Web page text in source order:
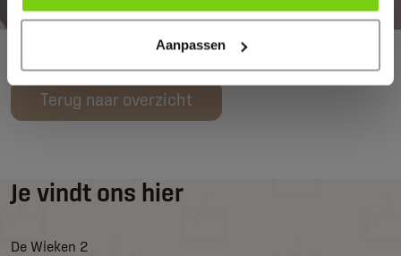
Aanpassen
Terug naar overzicht
Je vindt ons hier
De Wieken 2